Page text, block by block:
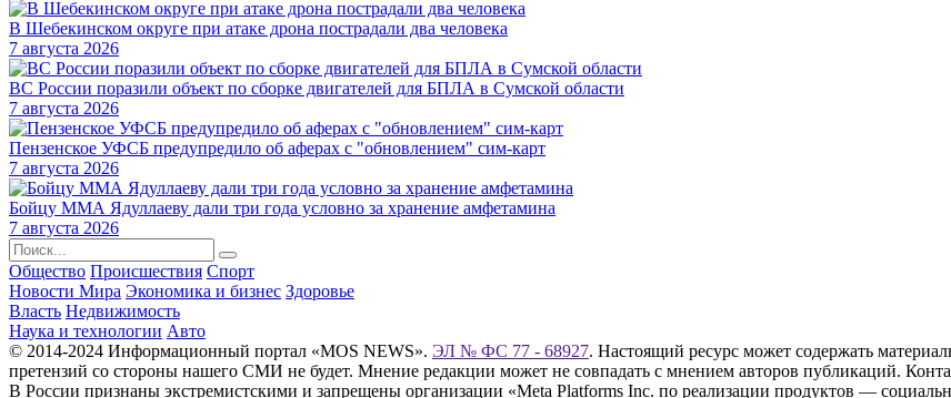
В Шебекинском округе при атаке дрона пострадали два человека
7 августа 2026
ВС России поразили объект по сборке двигателей для БПЛА в Сумской области
7 августа 2026
Пензенское УФСБ предупредило об аферах с "обновлением" сим-карт
7 августа 2026
Бойцу ММА Ядуллаеву дали три года условно за хранение амфетамина
7 августа 2026
Общество Происшествия Спорт
Новости Мира Экономика и бизнес Здоровье
Власть Недвижимость
Наука и технологии Авто
© 2014-2024 Информационный портал «MOS NEWS». ЭЛ № ФС 77 - 68927. Настоящий ресурс может содержать
претензий со стороны нашего СМИ не будет. Мнение редакции может не совпадать с мнением авторов публикаций.
В России признаны экстремистскими и запрещены организации «Meta Platforms Inc. по реализации продуктов —